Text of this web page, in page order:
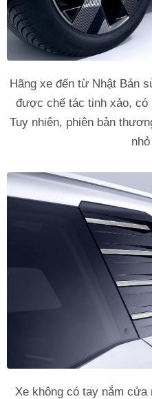
Hãng xe đến từ Nhật Bản
được chế tác tinh xảo,
Tuy nhiên, phiên bản
Xe không có tay nắm